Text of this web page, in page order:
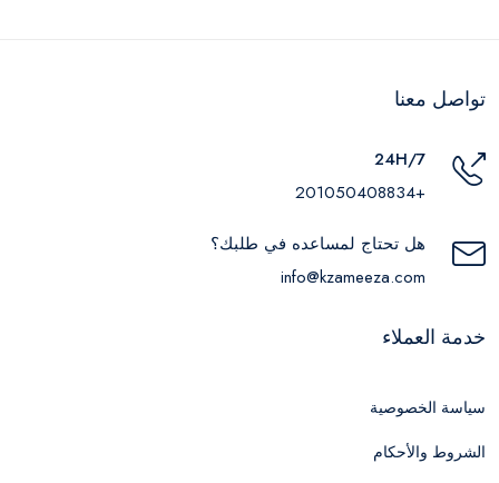
تواصل معنا
24H/7
+201050408834
هل تحتاج لمساعده في طلبك؟
info@kzameeza.com
خدمة العملاء
سياسة الخصوصية
الشروط والأحكام